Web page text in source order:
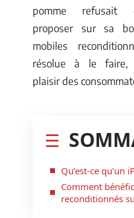
pomme refusait
proposer sur sa
mobiles
résolue à le
plaisir des
Qu’est-ce qu’un
Comment
reconditionnés